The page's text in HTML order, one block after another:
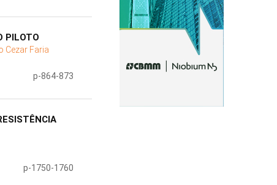
PILOTO
Cezar Faria
p-864-873
p-1750-1760